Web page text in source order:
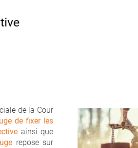
de la Cour
de fixer les
ainsi que
repose sur